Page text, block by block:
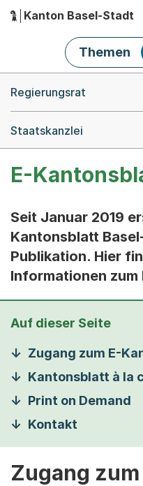
Hauptnavigation
Kanton Basel-Stadt
Themen
Regierungsrat
Staatskanzlei
E-
Seit Januar 2019
Kantonsblatt
Publikation. Hier
Informationen
Auf dieser Seite
Zugang zum E-
Kantonsblatt à la
Print on Demand
Kontakt
Zugang